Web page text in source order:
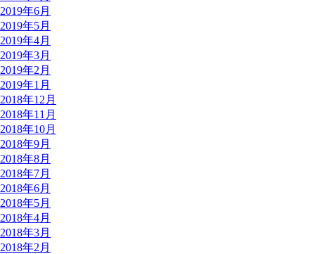
2019年6月
2019年5月
2019年4月
2019年3月
2019年2月
2019年1月
2018年12月
2018年11月
2018年10月
2018年9月
2018年8月
2018年7月
2018年6月
2018年5月
2018年4月
2018年3月
2018年2月